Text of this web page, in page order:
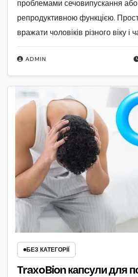
ADMIN
проблемами сечовипускання
репродуктивною функцією.
вражати чоловіків різного віку і
БЕЗ КАТЕГОРІЇ
TraxoBion капсули для